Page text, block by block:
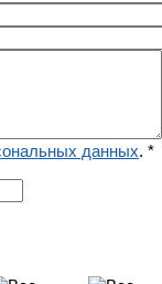
данных. *